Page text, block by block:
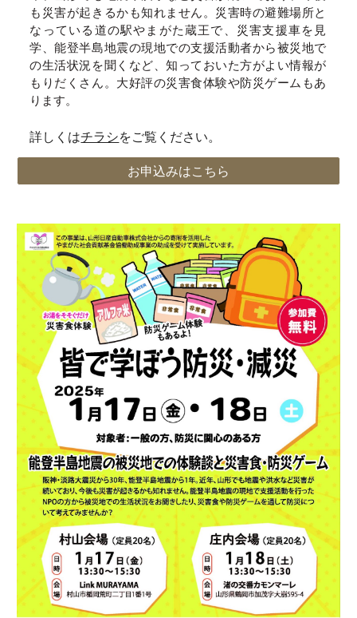
も災害が起きるかも知れません。災害時の避難場所と
なっている道の駅やまがた蔵王で、災害支援車を見
学、能登半島地震の現地での支援活動者から被災地で
の生活状況を聞くなど、知っておいた方がよい情報が
もりだくさん。大好評の災害食体験や防災ゲームもあ
ります。
詳しくはチラシをご覧ください。
お申込みはこちら